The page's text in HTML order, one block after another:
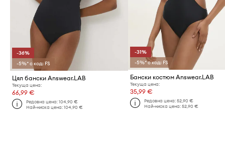
-36%
-5%* с код: FS
Цял бански Answear.LAB
Текуща цена:
66,99 €
Редовна цена:104,90 €
Най-ниска цена:104,90 €
-31%
-5%* с код: FS
Бански костюм Answear.LAB
Текуща цена:
35,99 €
Редовна цена: 52,90 €
Най-ниска цена: 52,90 €